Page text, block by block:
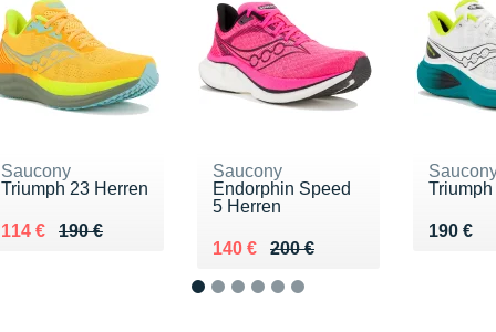
Saucony
Triumph 23 Herren
190 €
Au lieu de 190 €
114 €
Vendu 114 €
Saucony
Endorphin Speed
5 Herren
200 €
Au lieu de 200 €
140 €
Vendu 140 €
190 €
Vendu